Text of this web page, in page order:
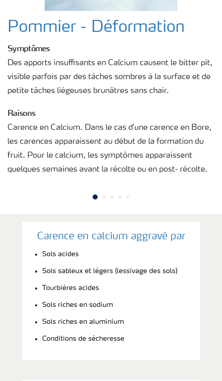
Pommier - Déformation
Symptômes
Des apports insuffisants en Calcium causent le bitter pit,
visible parfois par des tâches sombres à la surface et de
petite tâches liégeuses brunâtres sans chair.
Raisons
Carence en Calcium. Dans le cas d'une carence en Bore,
les carences apparaissent au début de la formation du
fruit. Pour le calcium, les symptômes apparaissent
quelques semaines avant la récolte ou en post- récolte.
Carence en calcium aggravé par
Sols acides
Sols sableux et légers (lessivage des sols)
Tourbières acides
Sols riches en sodium
Sols riches en aluminium
Conditions de sécheresse